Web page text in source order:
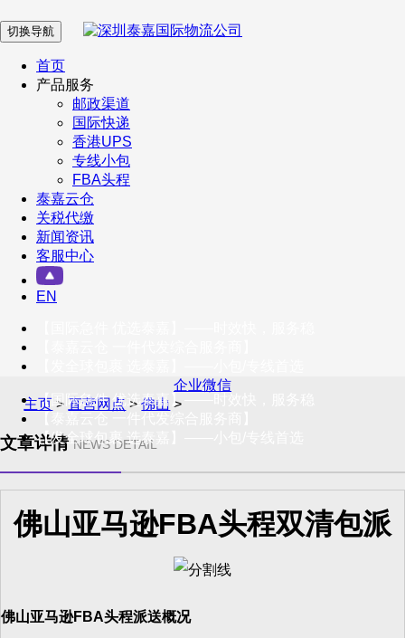
在 线 客 服
企业微信
订阅号
客户服务热线
400-098-5699
联系我们
切换导航
首页
产品服务
邮政渠道
国际快递
香港UPS
专线小包
FBA头程
泰嘉云仓
关税代缴
新闻资讯
客服中心
EN
【国际急件 优选泰嘉】——时效快，服务稳
【发全球包裹 选泰嘉】——小包/专线首选
企业微信
主页 > 直营网点 >佛山 >
文章详情 NEWS DETAIL
佛山亚马逊FBA头程双清包派
佛山亚马逊FBA头程派送概况